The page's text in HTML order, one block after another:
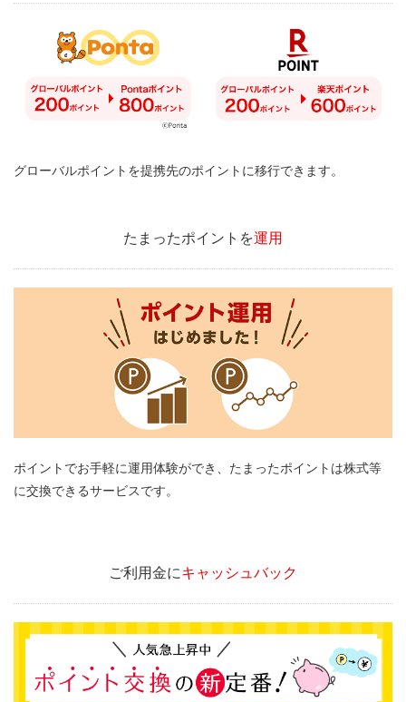
グローバルポイントを提携先のポイントに移行できます。
たまったポイントを運用
ポイントでお手軽に運用体験ができ、たまったポイントは株式等
に交換できるサービスです。
ご利用金にキャッシュバック